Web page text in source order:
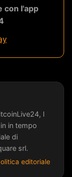
con l'app
l
in tempo
di
srl.
editoriale